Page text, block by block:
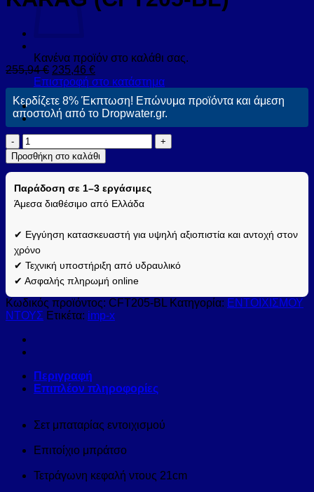
Κανένα προϊόν στο καλάθι σας.
Επιστροφή στο κατάστημα
255,94€ 235,46 €
Κερδίζετε 8% Έκπτωση! Επώνυμα προϊόντα και άμεση
αποστολή από το Dropwater.gr.
Σετ
μπαταρίας
εντοιχισμού
DELOS
Nero
(CFT205-
BL)
ποσότητα
Προσθήκη στο καλάθι
Παράδοση σε 1–3 εργάσιμες
Άμεσα διαθέσιμο από Ελλάδα
✔ Εγγύηση κατασκευαστή για υψηλή αξιοπιστία και αντοχή στον
χρόνο
✔ Τεχνική υποστήριξη από υδραυλικό
✔ Ασφαλής πληρωμή online
Κωδικός προϊόντος: CFT205-BL Κατηγορία: ΕΝΤΟΙΧΙΣΜΟΥ
ΝΤΟΥΣ Ετικέτα: imp-x
Περιγραφή
Επιπλέον πληροφορίες
Σετ μπαταρίας εντοιχισμού
Επιτοίχιο μπράτσο
Τετράγωνη κεφαλή ντους 21cm